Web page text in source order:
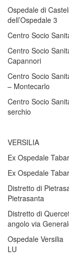
Ospedale di
dell’Ospedale 3
Centro Socio
Centro Socio
Capannori
Centro Socio
– Montecarlo
Centro Socio
serchio
VERSILIA
Ex Ospedale
Ex Ospedale
Distretto di
Pietrasanta
Distretto di
angolo via
Ospedale
LU